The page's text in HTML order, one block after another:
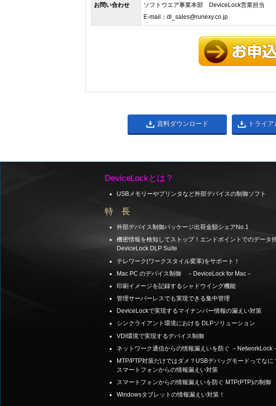
お問い合わせ
ソフトウエア事業本部 DeviceLock営業担当
E-mail： dl_sales@runexy.co.jp
資料ダウンロード トライ
DeviceLockとは？
USBメモリーやプリンタなど外部デバイスの制御ソフト
特 長
外部デバイス制御パッケージ出荷金額シェアNo.1
機密情報を検知してストップ！エンドポイントでのデータ
DeviceLock DLP Suite
テレワーク(ワークスタイル変革)をサポート！
Mac PC のデバイス制御 －DeviceLock for Mac－
印刷イメージを記録するシャドウイング機能
管理サーバーレスでも実現できる集中管理
DeviceLockで実現するマイナンバー情報の漏えい対策
シンクライアント環境における DLPソリューション
VDI環境で実現するデバイス制御
ネットワーク通信からの情報漏えいを防ぐ －NetworkLock
MTP/PTP対策だけではダメ？USBデバッグモードってなに
スマートフォンからの情報漏えい対策
スマートフォンからの情報漏えいを防ぐ MTP(PTP)の制御
Windowsタブレットの情報漏えい対策！